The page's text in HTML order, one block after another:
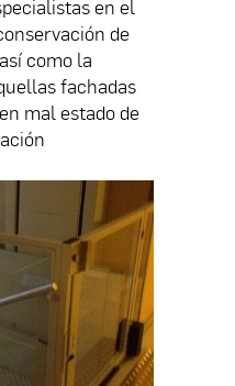
en el
de
como la
fachadas
mal estado de